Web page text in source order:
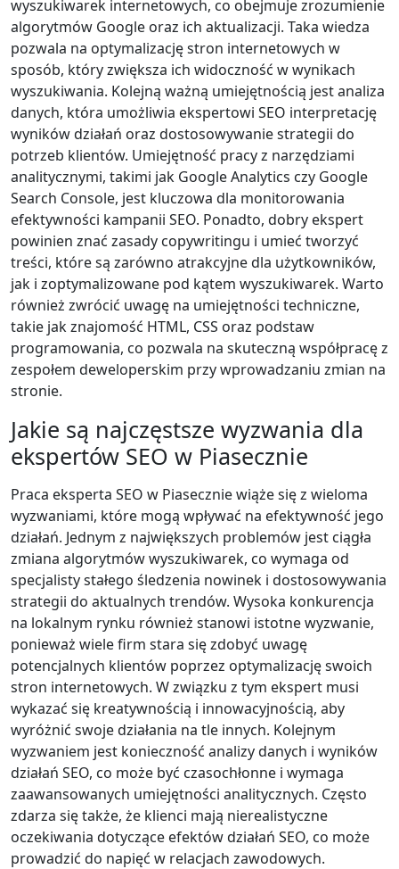
wyszukiwarek internetowych, co obejmuje zrozumienie
algorytmów Google oraz ich aktualizacji. Taka wiedza
pozwala na optymalizację stron internetowych w
sposób, który zwiększa ich widoczność w wynikach
wyszukiwania. Kolejną ważną umiejętnością jest analiza
danych, która umożliwia ekspertowi SEO interpretację
wyników działań oraz dostosowywanie strategii do
potrzeb klientów. Umiejętność pracy z narzędziami
analitycznymi, takimi jak Google Analytics czy Google
Search Console, jest kluczowa dla monitorowania
efektywności kampanii SEO. Ponadto, dobry ekspert
powinien znać zasady copywritingu i umieć tworzyć
treści, które są zarówno atrakcyjne dla użytkowników,
jak i zoptymalizowane pod kątem wyszukiwarek. Warto
również zwrócić uwagę na umiejętności techniczne,
takie jak znajomość HTML, CSS oraz podstaw
programowania, co pozwala na skuteczną współpracę z
zespołem deweloperskim przy wprowadzaniu zmian na
stronie.
Jakie są najczęstsze wyzwania dla
ekspertów SEO w Piasecznie
Praca eksperta SEO w Piasecznie wiąże się z wieloma
wyzwaniami, które mogą wpływać na efektywność jego
działań. Jednym z największych problemów jest ciągła
zmiana algorytmów wyszukiwarek, co wymaga od
specjalisty stałego śledzenia nowinek i dostosowywania
strategii do aktualnych trendów. Wysoka konkurencja
na lokalnym rynku również stanowi istotne wyzwanie,
ponieważ wiele firm stara się zdobyć uwagę
potencjalnych klientów poprzez optymalizację swoich
stron internetowych. W związku z tym ekspert musi
wykazać się kreatywnością i innowacyjnością, aby
wyróżnić swoje działania na tle innych. Kolejnym
wyzwaniem jest konieczność analizy danych i wyników
działań SEO, co może być czasochłonne i wymaga
zaawansowanych umiejętności analitycznych. Często
zdarza się także, że klienci mają nierealistyczne
oczekiwania dotyczące efektów działań SEO, co może
prowadzić do napięć w relacjach zawodowych.